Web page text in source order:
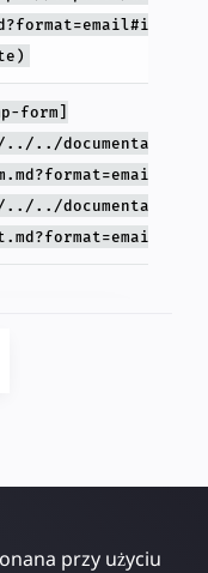
form]
../documentation/
../documentation/
przy użyciu